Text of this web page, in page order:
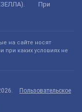
При
на сайте носят
при каких условиях не
Пользовательское